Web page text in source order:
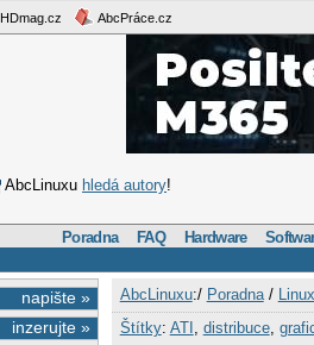
HDmag.cz AbcPráce.cz
AbcLinuxu hledá autory!
Poradna FAQ Hardware
napište »
inzerujte »
AbcLinuxu:/ Poradna/
Štítky: ATI distribuce,